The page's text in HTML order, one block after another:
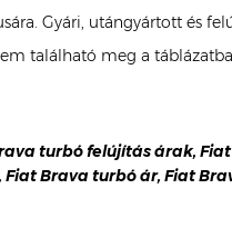
Gyári, utángyártott és
található meg a
turbó felújítás árak,
Fiat Brava turbó ár, Fiat